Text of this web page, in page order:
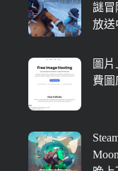
謎冒
放送
圖
費